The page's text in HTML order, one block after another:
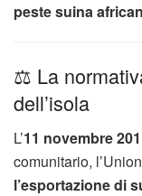
peste suina
⚖️ La
dell’isola
L’11 novembre
comunitario,
l’esportazione di